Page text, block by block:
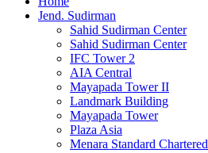
Jend. Sudirman
Sahid Sudirman Center
Sahid Sudirman Center
IFC Tower 2
AIA Central
Mayapada Tower II
Landmark Building
Mayapada Tower
Plaza Asia
Menara Standard Chartered